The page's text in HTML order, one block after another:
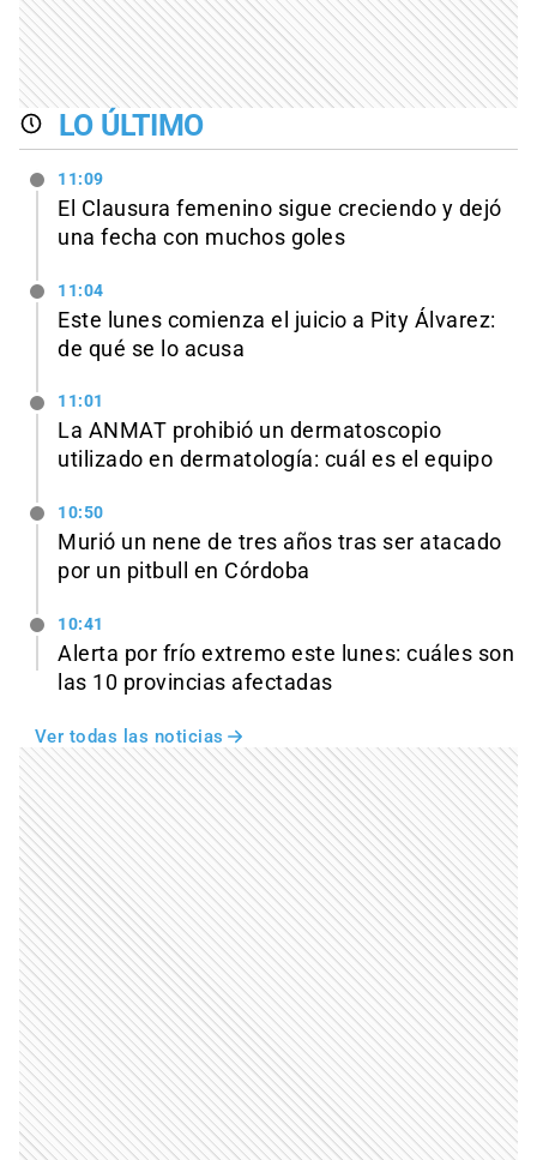
LO ÚLTIMO
11:09
El Clausura femenino sigue creciendo y dejó
una fecha con muchos goles
11:04
Este lunes comienza el juicio a Pity Álvarez:
de qué se lo acusa
11:01
La ANMAT prohibió un dermatoscopio
utilizado en dermatología: cuál es el equipo
10:50
Murió un nene de tres años tras ser atacado
por un pitbull en Córdoba
10:41
Alerta por frío extremo este lunes: cuáles son
las 10 provincias afectadas
Ver todas las noticias